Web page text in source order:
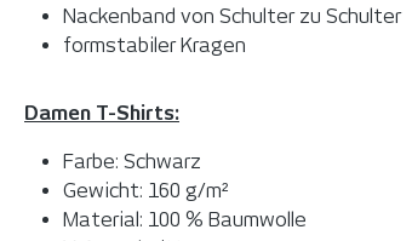
Nackenband von Schulter zu Schulter
formstabiler Kragen
Damen T-Shirts:
Farbe: Schwarz
Gewicht: 160 g/m²
Material: 100 % Baumwolle